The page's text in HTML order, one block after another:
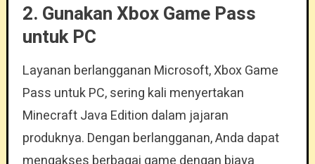
2. Gunakan Xbox Game Pass
untuk PC
Layanan berlangganan Microsoft, Xbox Game
Pass untuk PC, sering kali menyertakan
Minecraft Java Edition dalam jajaran
produknya. Dengan berlangganan, Anda dapat